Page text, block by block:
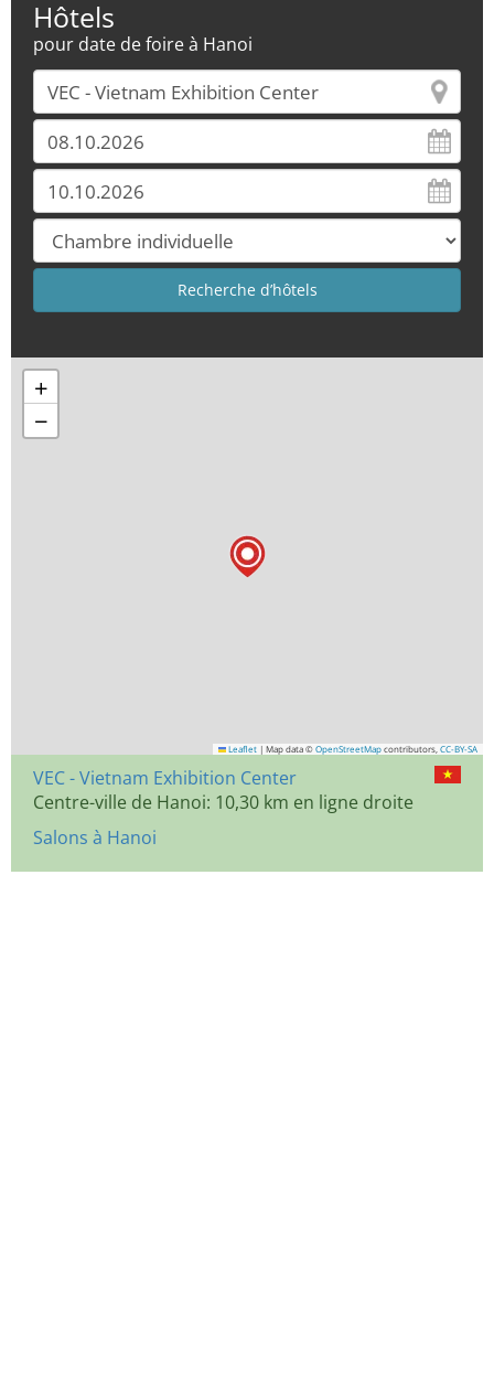
Hôtels
pour date de foire à Hanoi
+
−
Leaflet | Map data © OpenStreetMap contributors, CC-BY-SA
VEC - Vietnam Exhibition Center
Centre-ville de Hanoi: 10,30 km en ligne droite
Salons à Hanoi